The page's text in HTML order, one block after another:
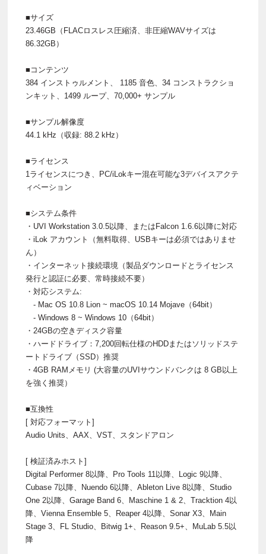
■サイズ
23.46GB（FLACロスレス圧縮済、非圧縮WAVサイズは
86.32GB）
■コンテンツ
384 インストゥルメント、 1185 音色、34 コンストラクショ
ンキット、1499 ループ、70,000+ サンプル
■サンプル解像度
44.1 kHz（収録: 88.2 kHz）
■ライセンス
1ライセンスにつき、PC/iLokキー混在可能な3デバイスアクテ
ィベーション
■システム条件
・UVI Workstation 3.0.5以降、またはFalcon 1.6.6以降に対応
・iLok アカウント（無料取得、USBキーは必須ではありませ
ん）
・インターネット接続環境（製品ダウンロードとライセンス
発行と認証に必要、常時接続不要）
・対応システム:
- Mac OS 10.8 Lion ~ macOS 10.14 Mojave（64bit）
- Windows 8 ~ Windows 10（64bit）
・24GBの空きディスク容量
・ハードドライブ：7,200回転仕様のHDDまたはソリッドステ
ートドライブ（SSD）推奨
・4GB RAMメモリ (大容量のUVIサウンドバンクは 8 GB以上
を強く推奨）
■互換性
[ 対応フォーマット]
Audio Units、AAX、VST、スタンドアロン
[ 検証済みホスト]
Digital Performer 8以降、Pro Tools 11以降、Logic 9以降、
Cubase 7以降、Nuendo 6以降、Ableton Live 8以降、Studio
One 2以降、Garage Band 6、Maschine 1 & 2、Tracktion 4以
降、Vienna Ensemble 5、Reaper 4以降、Sonar X3、Main
Stage 3、FL Studio、Bitwig 1+、Reason 9.5+、MuLab 5.5以
降